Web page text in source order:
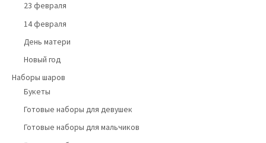
23 февраля
14 февраля
День матери
Новый год
Наборы шаров
Букеты
Готовые наборы для девушек
Готовые наборы для мальчиков